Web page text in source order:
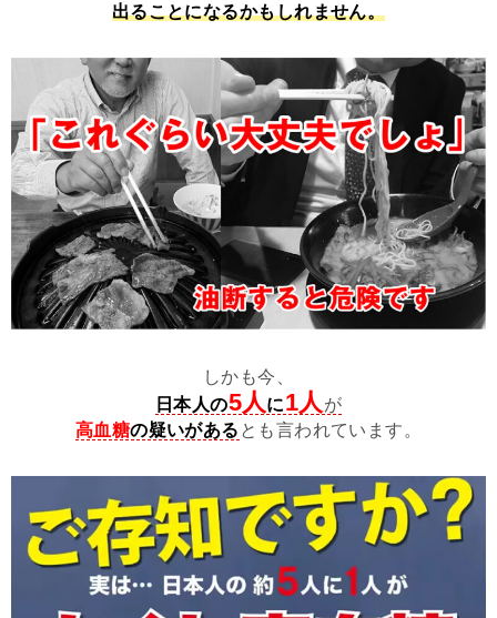
出ることになるかもしれません。
しかも今、
日本人の5人 に1人 が
高血糖の疑いがある とも言われています。